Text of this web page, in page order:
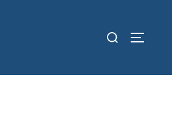
Rechercher :